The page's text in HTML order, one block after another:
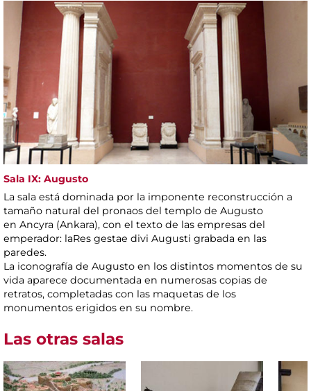
Sala IX: Augusto
La sala está dominada por la imponente reconstrucción a
tamaño natural del pronaos del templo de Augusto
en Ancyra (Ankara), con el texto de las empresas del
emperador: laRes gestae divi Augusti grabada en las
paredes.
La iconografía de Augusto en los distintos momentos de su
vida aparece documentada en numerosas copias de
retratos, completadas con las maquetas de los
monumentos erigidos en su nombre.
Las otras salas